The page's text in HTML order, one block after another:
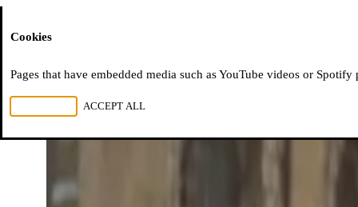
Cookies
Pages that have embedded media such as YouTube videos or
ACCEPT ALL